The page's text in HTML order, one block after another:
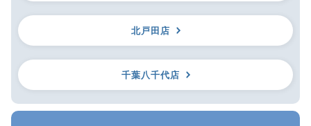
北戸田店
千葉八千代店